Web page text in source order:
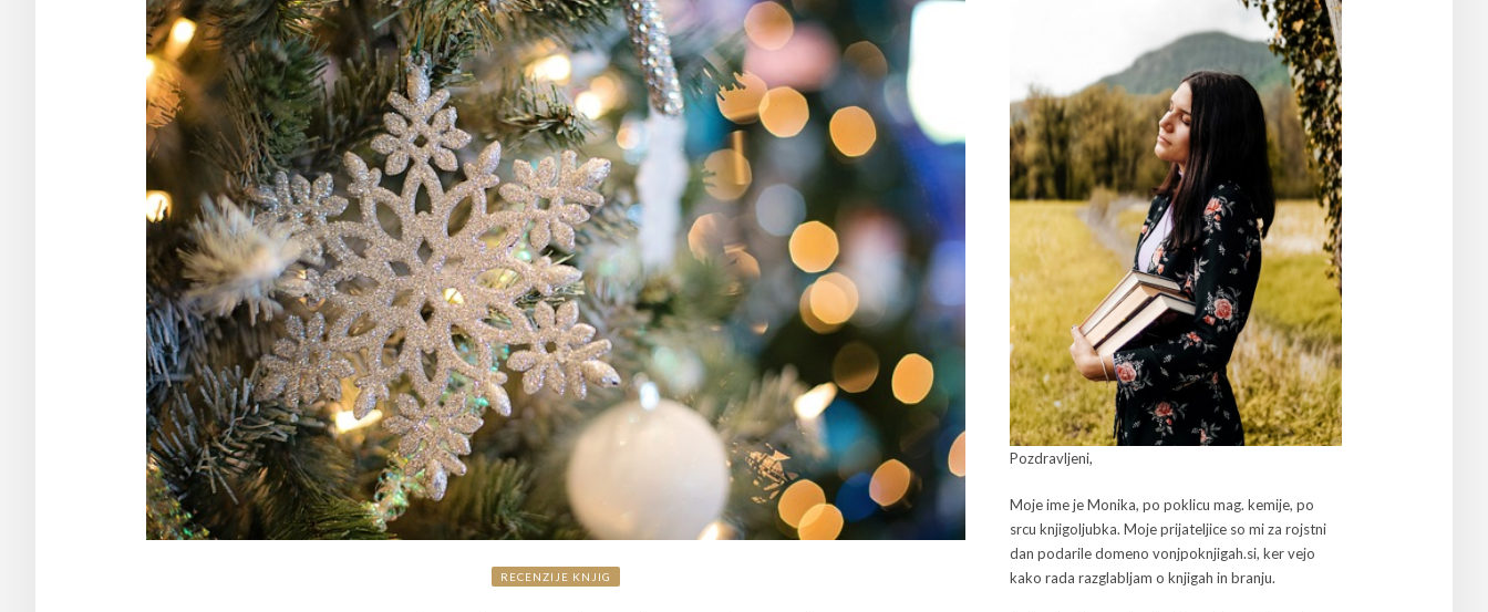
RECENZIJE KNJIG
Pozdravljeni,
Moje ime je Monika, po poklicu mag. kemije, po
srcu knjigoljubka. Moje prijateljice so mi za rojstni
dan podarile domeno vonjpoknjigah.si, ker vejo
kako rada razglabljam o knjigah in branju.